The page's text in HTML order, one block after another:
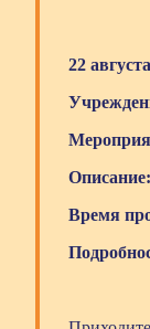
22 августа
Описание:
Время